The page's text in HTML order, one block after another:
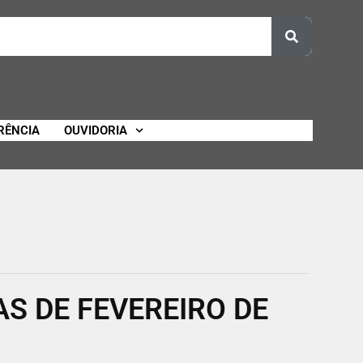
OUVIDORIA
DE FEVEREIRO DE